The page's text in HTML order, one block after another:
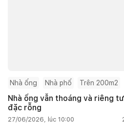
Nhà ống Nhà phố Trên 200m2
Nhà ống vẫn thoáng và riêng
đặc rỗng
27/06/2026, lúc 10:00